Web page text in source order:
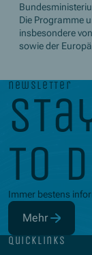
Die Programme
insbesondere
sowie der
newsletter
to
Immer bestens
Mehr
(Öffnet in
quicklinks